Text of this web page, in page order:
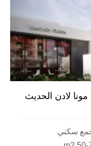
لادن الحديث
سكني